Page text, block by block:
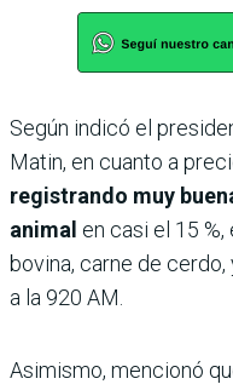
Según indicó el
Matin, en cuanto a
registrando muy
animal en casi el 15 %,
bovina, carne de
a la 920 AM.
Asimismo, mencionó